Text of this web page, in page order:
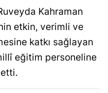
Kahraman
etkin, verimli ve
katkı sağlayan
eğitim personeline
etti.